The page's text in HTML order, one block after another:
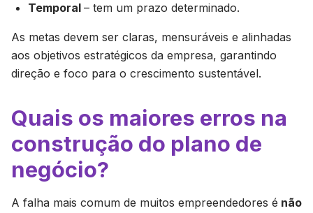
Temporal – tem um prazo determinado.
As metas devem ser claras, mensuráveis e alinhadas
aos objetivos estratégicos da empresa, garantindo
direção e foco para o crescimento sustentável.
Quais os maiores erros na
construção do plano de
negócio?
A falha mais comum de muitos empreendedores é não